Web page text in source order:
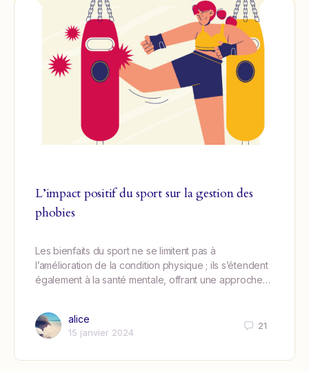
L’impact positif du sport sur la gestion des
phobies
Les bienfaits du sport ne se limitent pas à
l’amélioration de la condition physique ; ils s’étendent
également à la santé mentale, offrant une approche…
alice
15 janvier 2024
21